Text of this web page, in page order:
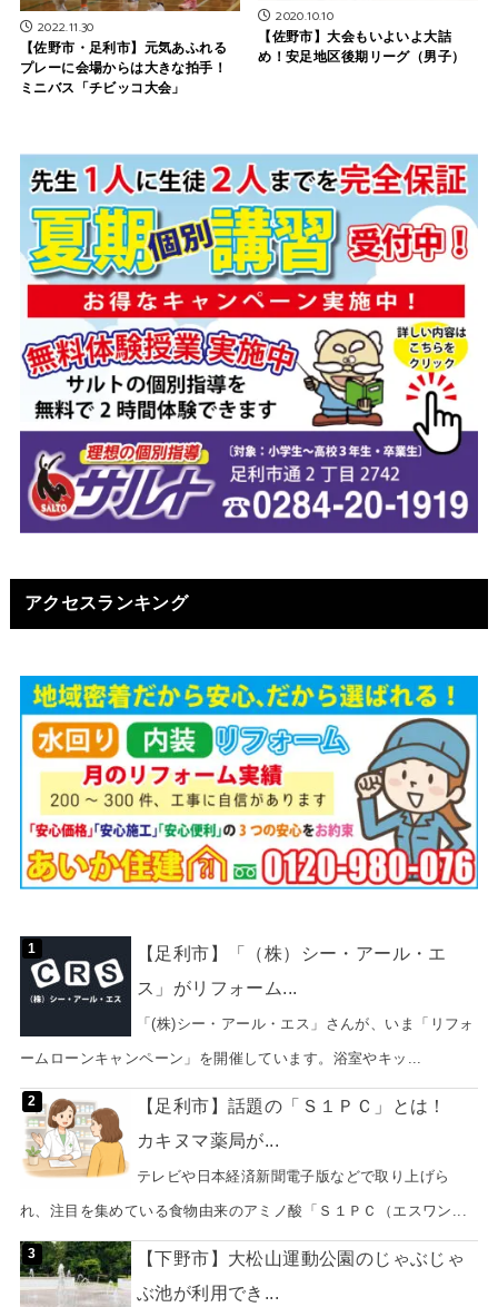
2022.11.30
【佐野市・足利市】元気あふれる
プレーに会場からは大きな拍手！
ミニバス「チビッコ大会」
2020.10.10
【佐野市】大会もいよいよ大詰
め！安足地区後期リーグ（男子）
アクセスランキング
【足利市】「（株）シー・アール・エ
ス」がリフォーム...
「(株)シー・アール・エス」さんが、いま「リフォ
ームローンキャンペーン」を開催しています。浴室やキッ...
【足利市】話題の「Ｓ１ＰＣ」とは！
カキヌマ薬局が...
テレビや日本経済新聞電子版などで取り上げら
れ、注目を集めている食物由来のアミノ酸「Ｓ１ＰＣ（エスワン...
【下野市】大松山運動公園のじゃぶじゃ
ぶ池が利用でき...